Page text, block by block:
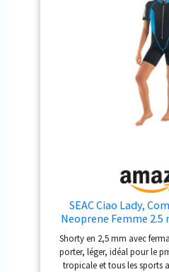
SEAC Ciao Lady,
Neoprene Femme
Natation, Activités
Shorty en 2,5 mm avec
porter, léger, idéal pour le
tropicale et tous les sports